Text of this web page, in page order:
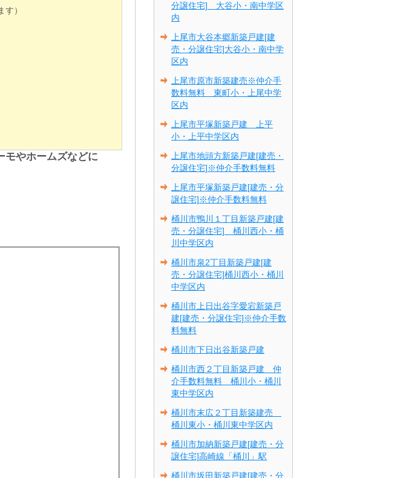
）
やホームズなどに
分譲住宅] 大谷小・南中学区
内
上尾市大谷本郷新築戸建[建
売・分譲住宅]大谷小・南中学
区内
上尾市原市新築建売※仲介手
数料無料 東町小・上尾中学
区内
上尾市平塚新築戸建 上平
小・上平中学区内
上尾市地頭方新築戸建[建売・
分譲住宅]※仲介手数料無料
上尾市平塚新築戸建[建売・分
譲住宅]※仲介手数料無料
桶川市鴨川１丁目新築戸建[建
売・分譲住宅] 桶川西小・桶
川中学区内
桶川市泉2丁目新築戸建[建
売・分譲住宅]桶川西小・桶川
中学区内
桶川市上日出谷字愛宕新築戸
建[建売・分譲住宅]※仲介手数
料無料
桶川市下日出谷新築戸建
桶川市西２丁目新築戸建 仲
介手数料無料 桶川小・桶川
東中学区内
桶川市末広２丁目新築建売
桶川東小・桶川東中学区内
桶川市加納新築戸建[建売・分
譲住宅]高崎線「桶川」駅
桶川市坂田新築戸建[建売・分